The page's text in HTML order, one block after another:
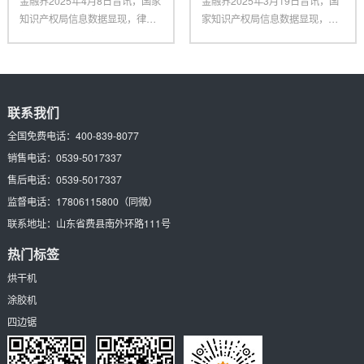
知识产权局信息数据显现，律致
家知识产权局信息数据显现，深
联系我们
全国免费电话： 400-839-8077
销售电话： 0539-5017337
售后电话： 0539-5017337
监督电话： 17806115800（同微）
联系地址： 山东省费县南外环路111号
热门标签
烘干机
涂胶机
四边锯